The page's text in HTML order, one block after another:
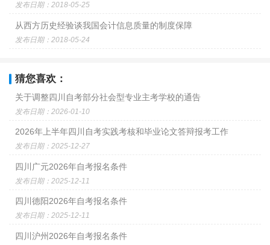
发布日期：2018-05-25
从西方历史经验谈我国会计信息质量的制度保障
发布日期：2018-05-24
猜您喜欢：
关于调整四川自考部分社会型专业主考学校的通告
发布日期：2026-01-10
2026年上半年四川自考实践考核和毕业论文答辩报考工作
发布日期：2025-12-27
四川广元2026年自考报名条件
发布日期：2025-12-11
四川德阳2026年自考报名条件
发布日期：2025-12-11
四川沪州2026年自考报名条件